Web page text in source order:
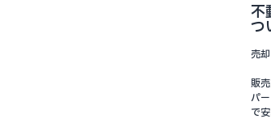
不
つ
売
販
パ
で